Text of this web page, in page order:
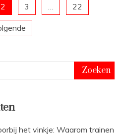
2 3 … 22
het vinkje: Waarom trainen